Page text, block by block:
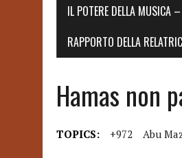
IL POTERE DELLA MUSICA
RAPPORTO DELLA
Hamas non
TOPICS: +972 Abu